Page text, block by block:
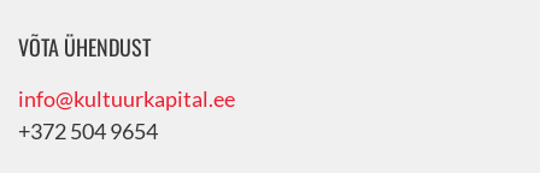
VÕTA ÜHENDUST
info@kultuurkapital.ee
+372 504 9654